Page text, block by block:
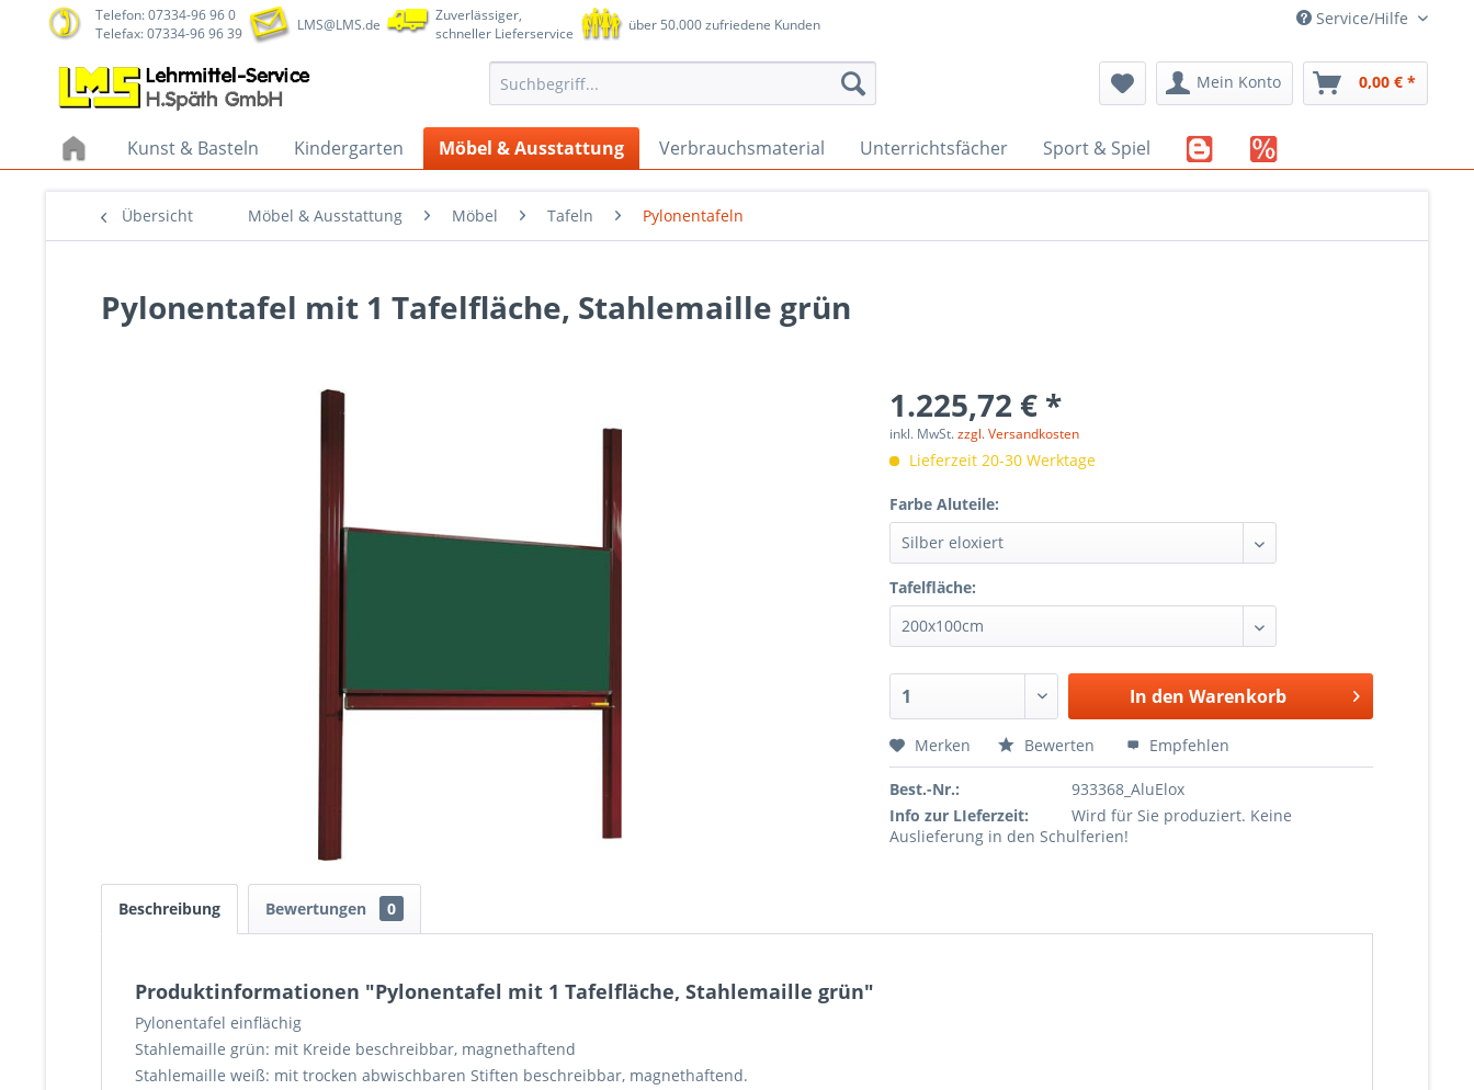
Telefon: 07334-96 96 0
Telefax: 07334-96 96 39
LMS@LMS.de
Zuverlässiger,
schneller Lieferservice
über 50.000 zufriedene Kunden Service/Hilfe
Mein Konto 0,00 € *
Kunst & Basteln Kindergarten Möbel & Ausstattung Verbrauchsmaterial Unterrichtsfächer Sport & Spiel
Übersicht Möbel & Ausstattung Möbel Tafeln Pylonentafeln
Pylonentafel mit 1 Tafelfläche, Stahlemaille grün
1.225,72 € *
inkl. MwSt.zzgl. Versandkosten
Lieferzeit 20-30 Werktage
Farbe Aluteile:
Tafelfläche:
In den Warenkorb
Merken Bewerten Empfehlen
Best.-Nr.:
933368_AluElox
Info zur LIeferzeit:
Wird für Sie produziert. Keine
Auslieferung in den Schulferien!
Beschreibung Bewertungen 0
Produktinformationen "Pylonentafel mit 1 Tafelfläche, Stahlemaille grün"
Pylonentafel einflächig
Stahlemaille grün: mit Kreide beschreibbar, magnethaftend
Stahlemaille weiß: mit trocken abwischbaren Stiften beschreibbar, magnethaftend.